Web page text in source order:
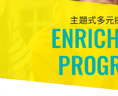
主題式多元